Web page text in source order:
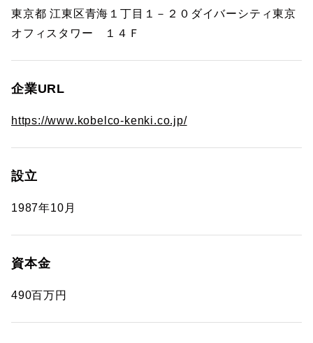
東京都 江東区青海１丁目１－２０ダイバーシティ東京
オフィスタワー １４Ｆ
企業URL
https://www.kobelco-kenki.co.jp/
設立
1987年10月
資本金
490百万円